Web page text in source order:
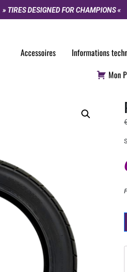
» TIRES DESIGNED FOR CHAMPIONS «
Accessoires Informations
Mon